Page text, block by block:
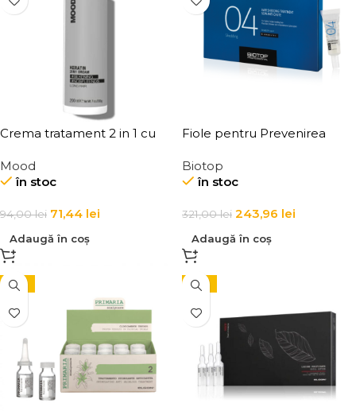
Crema tratament 2 in 1 cu
lung Mood Keratin Long Hair
2-in-1 Cream
Mood
în stoc
94,00lei 71,44 lei
Adaugă în coș
Fiole pentru Prevenirea
Shedding Hair Treatment 6 x
11 ml
Biotop
în stoc
321,00lei 243,96 lei
Adaugă în coș
-15% -15%